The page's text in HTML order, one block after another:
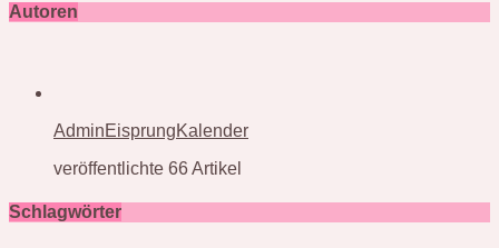
Autoren
AdminEisprungKalender
veröffentlichte 66 Artikel
Schlagwörter